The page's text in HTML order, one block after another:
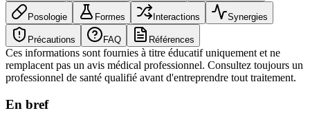
Posologie Formes Interactions Synergies
Précautions FAQ Références
Ces informations sont fournies à titre éducatif uniquement et ne
remplacent pas un avis médical professionnel. Consultez toujours un
professionnel de santé qualifié avant d'entreprendre tout traitement.
En bref